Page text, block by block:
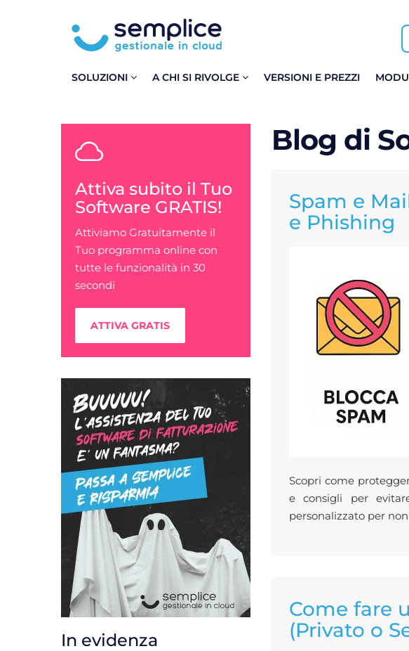
SOLUZIONI A CHI SI RIVOLGE VERSIONI E PREZZI
Blog di
Spam e
e Phishing
Scopri come
e consigli per
personalizzato per
Come fare
(Privato o
Attiva subito il Tuo
Software GRATIS!
Attiviamo Gratuitamente il
Tuo programma online con
tutte le funzionalità in 30
secondi
ATTIVA GRATIS
In evidenza